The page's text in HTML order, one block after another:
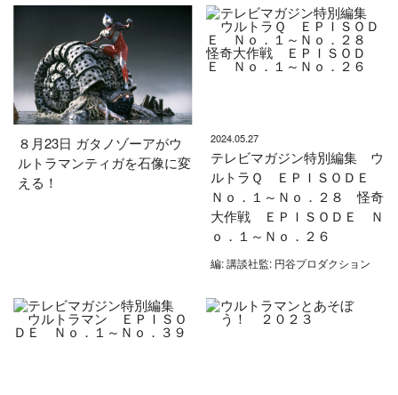
８月23日 ガタノゾーアがウ
ルトラマンティガを石像に変
える！
2024.05.27
テレビマガジン特別編集 ウ
ルトラＱ ＥＰＩＳＯＤＥ
Ｎｏ．１～Ｎｏ．２８ 怪奇
大作戦 ＥＰＩＳＯＤＥ Ｎ
ｏ．１～Ｎｏ．２６
編: 講談社監: 円谷プロダクション